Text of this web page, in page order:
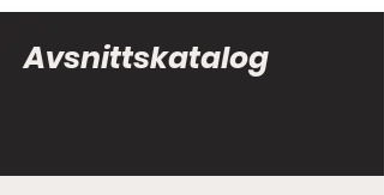
Avsnittskatalog